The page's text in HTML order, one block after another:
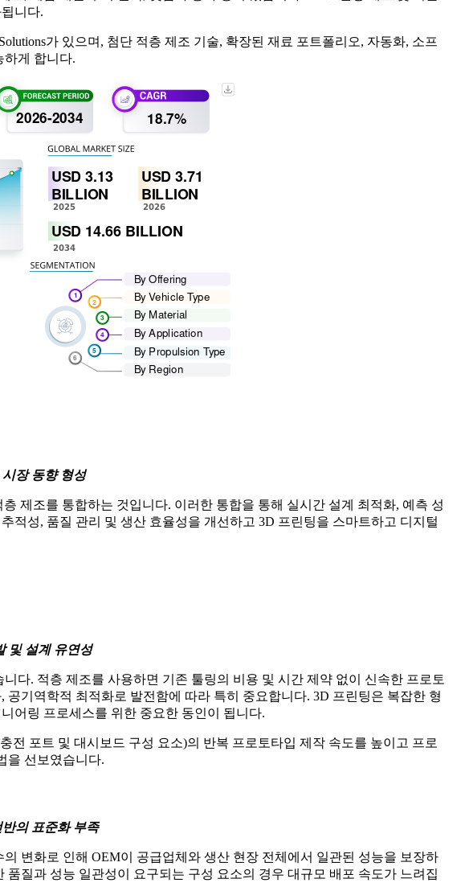
니다.
가 있으며, 첨단 적층 제조 기술, 확장된 재료 포트폴리오, 자동화, 소프
하게 합니다.
장 동향 형성
제조를 통합하는 것입니다. 이러한 통합을 통해 실시간 설계 최적화, 예측 성
적성, 품질 관리 및 생산 효율성을 개선하고 3D 프린팅을 스마트하고 디지털
및 설계 유연성
다. 적층 제조를 사용하면 기존 툴링의 비용 및 시간 제약 없이 신속한 프로토
기역학적 최적화로 발전함에 따라 특히 중요합니다. 3D 프린팅은 복잡한 형
어링 프로세스를 위한 중요한 동인이 됩니다.
전 포트 및 대시보드 구성 요소)의 반복 프로토타입 제작 속도를 높이고 프로
을 선보였습니다.
의 표준화 부족
변화로 인해 OEM이 공급업체와 생산 현장 전체에서 일관된 성능을 보장하
질과 성능 일관성이 요구되는 구성 요소의 경우 대규모 배포 속도가 느려집